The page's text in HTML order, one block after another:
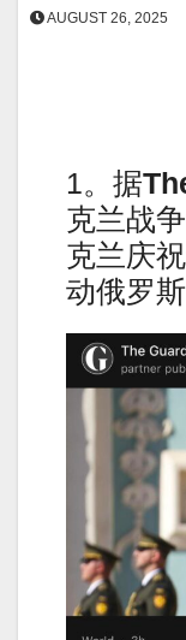
AUGUST 26, 2025
1。据
克兰战
克兰庆
动俄罗斯